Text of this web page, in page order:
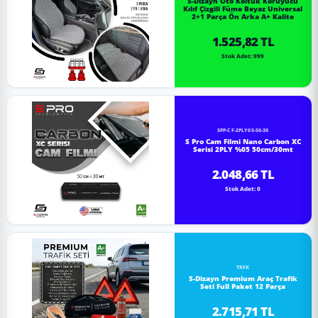
Kılıf Çizgili Füme Beyaz Universal
2+1 Parça Ön Arka A+ Kalite
1.525,82 TL
Stok Adet: 999
SPP-CF-2PLY05-50-30
S Pro Cam Filmi Nano Carbon XC
Serisi 2PLY %05 50cm/30mt
2.048,66 TL
Stok Adet: 0
TRFK
S-Dizayn Premium Araç Trafik
Seti Full Paket 12 Parça
2.715,71 TL